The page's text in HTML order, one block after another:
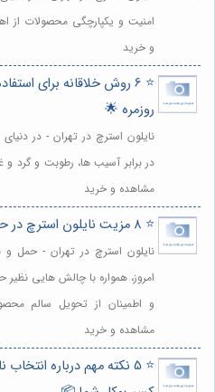
امنیت و یکپارچگی محصولات از
و خرید
⭐️ 6 روش خلاقانه برای
روزمره 🌟
نایلون استرچ در تهران - در
در برابر آسیب ها، رطوبت و گرد و
مشاهده و خرید
⭐️ 8 مزیت نایلون استرچ در حمل و نقل کالاها 🚚
نایلون استرچ در تهران - حمل و
امروز، همواره با چالش هایی
و اطمینان از تحویل سالم
مشاهده و خرید
⭐️ 5 نکته مهم درباره